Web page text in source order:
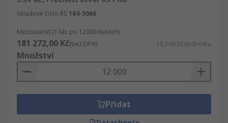
Skladové číslo RS 184-5066
Mezisoučet (1 tác po 12000 kusech)
181 272,00 Kč(bez DPH) 15,106 Kč/jednotka
Množství
Přidat